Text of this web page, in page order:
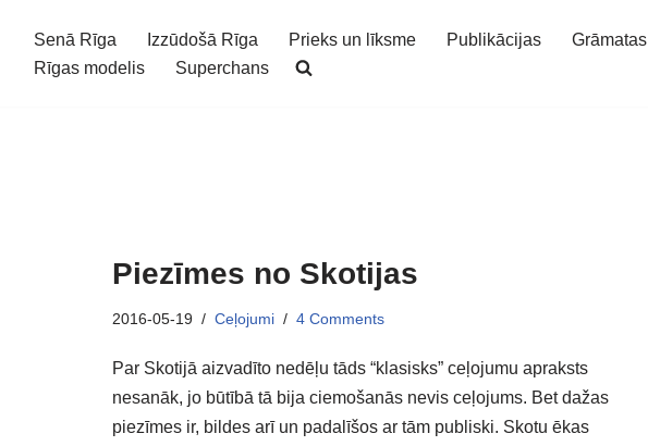
Senā Rīga Izzūdošā Rīga Prieks un līksme Publikācijas Grāmatas
Rīgas modelis
Superchans
Piezīmes no Skotijas
2016-05-19 Ceļojumi 4 Comments
Par Skotijā aizvadīto nedēļu tāds “klasisks” ceļojumu apraksts
nesanāk, jo būtībā tā bija ciemošanās nevis ceļojums. Bet dažas
piezīmes ir, bildes arī un padalīšos ar tām publiski. Skotu ēkas